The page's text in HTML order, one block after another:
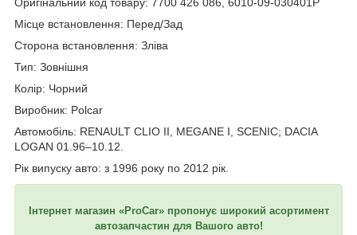
Місце встановлення: Перед/Зад
Сторона встановлення: Зліва
Тип: Зовнішня
Колір: Чорний
Виробник: Polcar
Автомобіль: RENAULT CLIO II, MEGANE I, SCENIC; DACIA
LOGAN 01.96–10.12.
Рік випуску авто: з 1996 року по 2012 рік.
Інтернет магазин «ProCar» пропонує широкий асортимент
автозапчастин для Вашого авто!